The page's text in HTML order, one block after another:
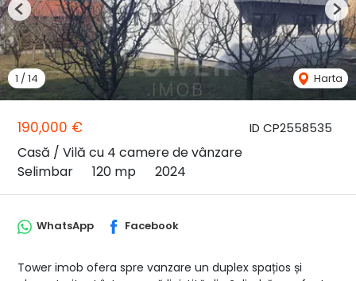
ID CP2558535
190,000 €
Casă / Vilă cu 4 camere de vânzare
Selimbar
120 mp 2024
1 / 14 Harta
Previous
WhatsApp Facebook
Tower imob ofera spre vanzare un duplex spațios și